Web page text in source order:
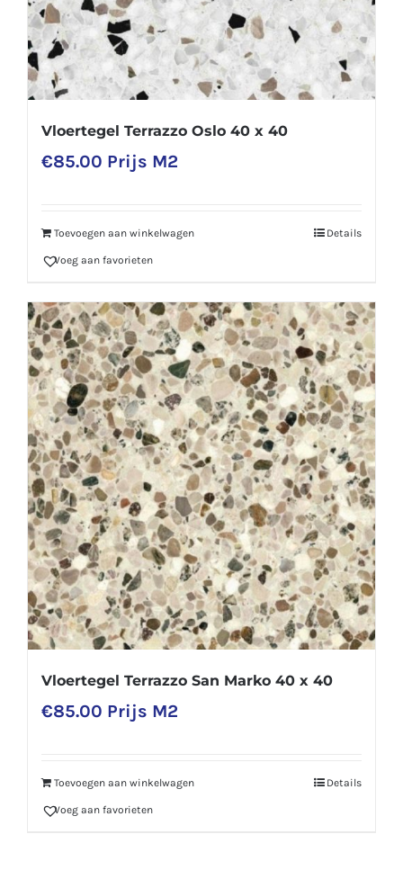
Vloertegel Terrazzo Oslo 40 x 40
€85.00 Prijs M2
Toevoegen aan winkelwagen Details
Voeg aan favorieten
Vloertegel Terrazzo San Marko 40 x 40
€85.00 Prijs M2
Toevoegen aan winkelwagen Details
Voeg aan favorieten